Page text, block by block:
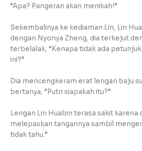
“Apa? Pangeran akan menikah!”
Sekembalinya ke kediaman Lin, Lin
dengan Nyonya Zheng, dia terkejut
terbelalak, “Kenapa tidak ada
ini?”
Dia mencengkeram erat lengan baju
bertanya, “Putri siapakah itu?”
Lengan Lin Huabin terasa sakit karena
melepaskan tangannya sambil
tidak tahu.”